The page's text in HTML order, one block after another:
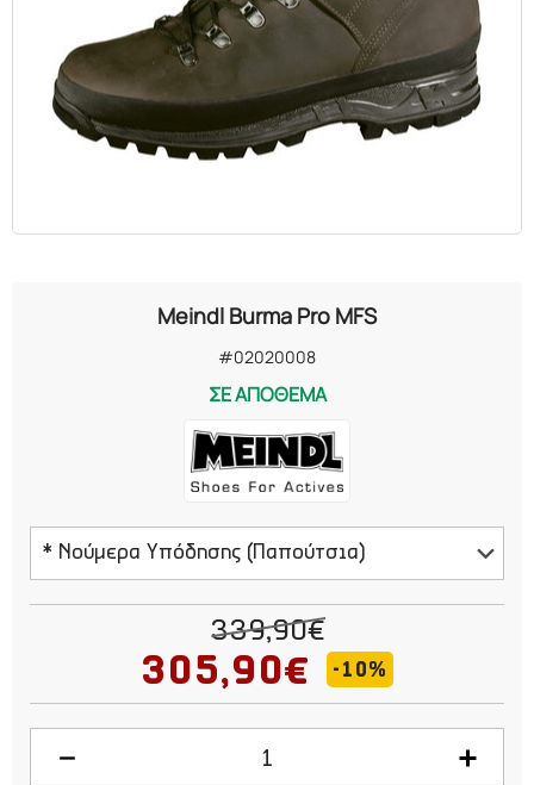
Meindl Burma Pro MFS
#02020008
ΣΕ ΑΠΟΘΕΜΑ
* Νούμερα Υπόδησης (Παπούτσια)
40
42
43
339,90€
305,90€ -10%